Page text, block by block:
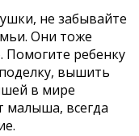
не забывайте
Они тоже
Помогите ребенку
вышить
в мире
малыша, всегда